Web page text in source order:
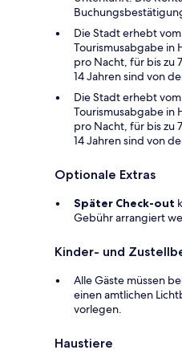
Die Stadt erhebt
Tourismusabgabe in
pro Nacht, für bis zu
14 Jahren sind von
Die Stadt erhebt
Tourismusabgabe in
pro Nacht, für bis zu
14 Jahren sind von
Optionale Extras
Später Check-out
Gebühr arrangiert
Kinder- und
Alle Gäste müssen
einen amtlichen
vorlegen.
Haustiere